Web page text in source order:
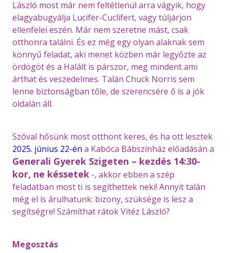
László most már nem feltétlenül arra vágyik, hogy
elagyabugyálja Lucifer-Cuclifert, vagy túljárjon
ellenfelei eszén. Már nem szeretne mást, csak
otthonra találni. És ez még egy olyan alaknak sem
könnyű feladat, aki menet közben már legyőzte az
ördögöt és a Halált is párszor, meg mindent ami
árthat és veszedelmes. Talán Chuck Norris sem
lenne biztonságban tőle, de szerencsére ő is a jók
oldalán áll.
Szóval hősünk most otthont keres, és ha ott lesztek
2025. június 22-én a Kabóca Bábszínház előadásán a
Generali Gyerek Szigeten – kezdés 14:30-
kor, ne késsetek -, akkor ebben a szép
feladatban most ti is segíthettek neki! Annyit talán
még el is árulhatunk: bizony, szüksége is lesz a
segítségre! Számíthat rátok Vitéz László?
Megosztás